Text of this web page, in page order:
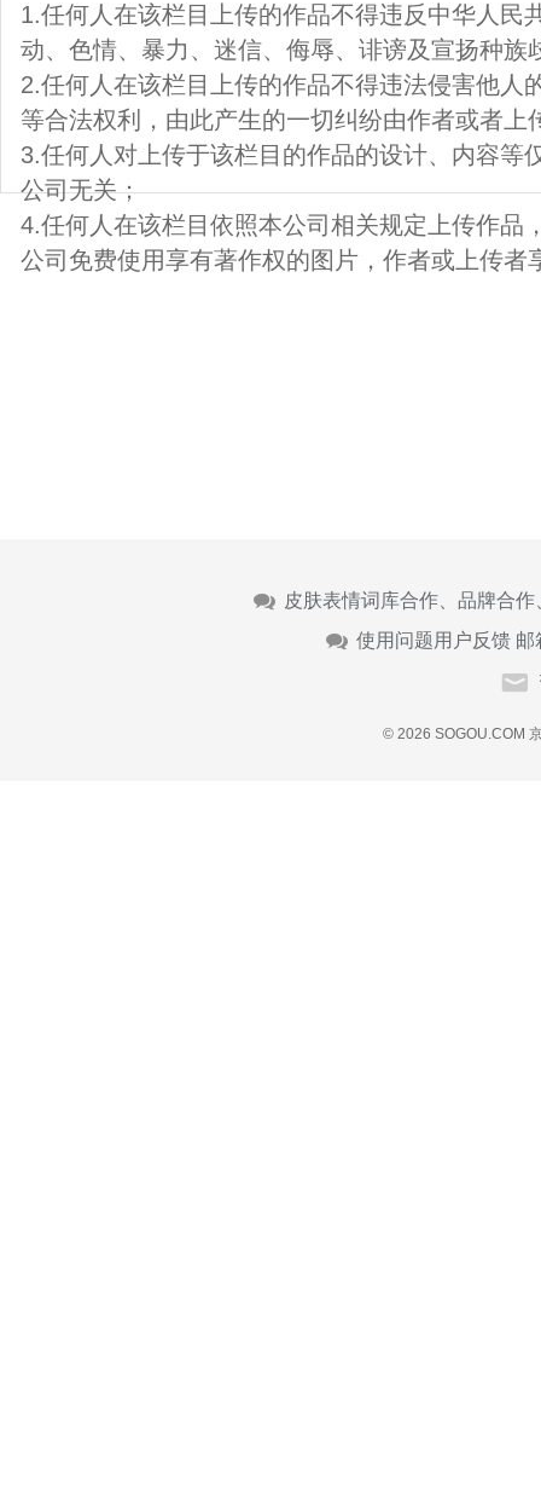
1.任何人在该栏目上传的作品不得违反中华人民
动、色情、暴力、迷信、侮辱、诽谤及宣扬种族
2.任何人在该栏目上传的作品不得违法侵害他人
等合法权利，由此产生的一切纠纷由作者或者上
3.任何人对上传于该栏目的作品的设计、内容等
公司无关；
4.任何人在该栏目依照本公司相关规定上传作品
公司免费使用享有著作权的图片，作者或上传者
皮肤表情词库合作、品牌合
使用问题用户反馈 邮
© 2026 SOGOU.COM